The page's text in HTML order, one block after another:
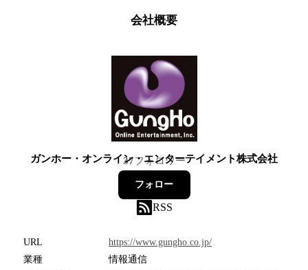
会社概要
ガンホー・オンライン・エンターテイメント株式会社
37フォロワー
フォロー
RSS
URL
https://www.gungho.co.jp/
業種
情報通信